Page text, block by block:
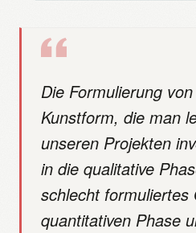
Die Formulierung
Kunstform, die man
unseren Projekten
in die qualitative
schlecht
quantitativen Phase